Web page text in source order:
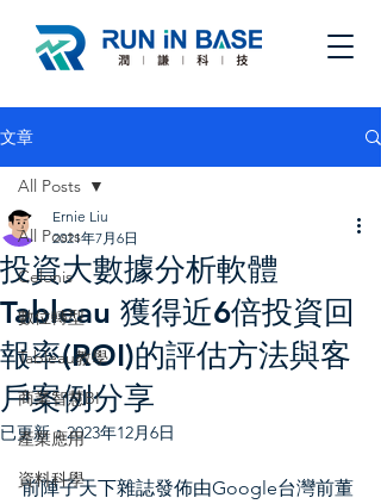
文章
All Posts
Celonis
數位轉型
Tableau教學
商業智慧BI
產業應用
資料科學
All Posts
投資大數據分析軟體
Tableau 獲得近6倍投資回
報率(ROI)的評估方法與客
戶案例分享
Ernie Liu
2021年7月6日
已更新：2023年12月6日
前陣子天下雜誌發佈由Google台灣前董